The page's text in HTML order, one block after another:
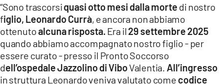
LACONAIR.IT
LACITYMAG.IT
ILREGGINO.IT
COSENZACHANNEL.IT
“Sono trascorsiquasi otto mesi dalla morte di nostro
figlio, Leonardo Currà, e ancora non abbiamo
ottenutoalcuna risposta. Era il 29 settembre 2025
quando abbiamo accompagnato nostro figlio - per
essere curato - presso il Pronto Soccorso
dell’ospedale Jazzolino di ViboValentia. All’ingresso
in struttura Leonardo veniva valutato come codice